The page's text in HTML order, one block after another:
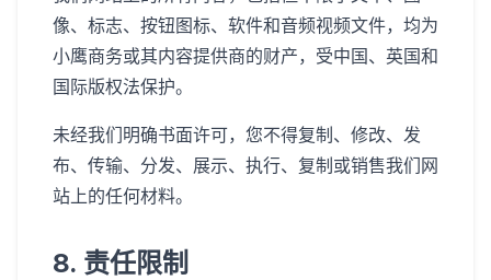
像、标志、按钮图标、软件和音频视频文件，均为
小鹰商务或其内容提供商的财产，受中国、英国和
国际版权法保护。
未经我们明确书面许可，您不得复制、修改、发
布、传输、分发、展示、执行、复制或销售我们网
站上的任何材料。
8. 责任限制